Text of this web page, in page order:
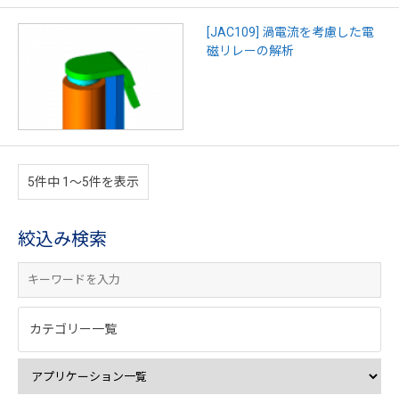
[JAC109] 渦電流を考慮した電
磁リレーの解析
5件中 1〜5件を表示
絞込み検索
カテゴリー一覧